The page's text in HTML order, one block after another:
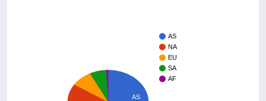
AS
NA
EU
SA
AF
AS